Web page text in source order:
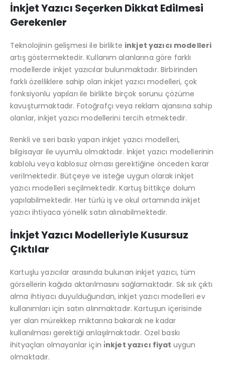
İnkjet Yazıcı Seçerken Dikkat Edilmesi
Gerekenler
Teknolojinin gelişmesi ile birlikte inkjet yazıcı modelleri
artış göstermektedir. Kullanım alanlarına göre farklı
modellerde inkjet yazıcılar bulunmaktadır. Birbirinden
farklı özelliklere sahip olan inkjet yazıcı modelleri, çok
fonksiyonlu yapıları ile birlikte birçok sorunu çözüme
kavuşturmaktadır. Fotoğrafçı veya reklam ajansına sahip
olanlar, inkjet yazıcı modellerini tercih etmektedir.
Renkli ve seri baskı yapan inkjet yazıcı modelleri,
bilgisayar ile uyumlu olmaktadır. İnkjet yazıcı modellerinin
kablolu veya kablosuz olması gerektiğine önceden karar
verilmektedir. Bütçeye ve isteğe uygun olarak inkjet
yazıcı modelleri seçilmektedir. Kartuş bittikçe dolum
yapılabilmektedir. Her türlü iş ve okul ortamında inkjet
yazıcı ihtiyaca yönelik satın alınabilmektedir.
İnkjet Yazıcı Modelleriyle Kusursuz
Çıktılar
Kartuşlu yazıcılar arasında bulunan inkjet yazıcı, tüm
görsellerin kağıda aktarılmasını sağlamaktadır. Sık sık çıktı
alma ihtiyacı duyulduğundan, inkjet yazıcı modelleri ev
kullanımları için satın alınmaktadır. Kartuşun içerisinde
yer alan mürekkep miktarına bakarak ne kadar
kullanılması gerektiği anlaşılmaktadır. Özel baskı
ihityaçları olmayanlar için i̇nkjet yazıcı fiyat uygun
olmaktadır.